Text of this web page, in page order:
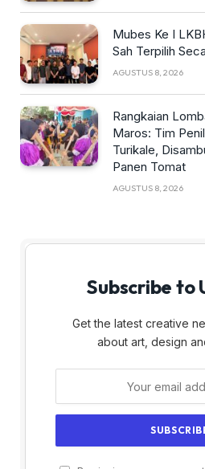
Mubes Ke I
Sah Terpilih
AGUSTUS 8, 2026
Rangkaian
Maros: Tim
Turikale,
Panen Tomat
AGUSTUS 8, 2026
Subscribe to
Get the latest creative
about art, design